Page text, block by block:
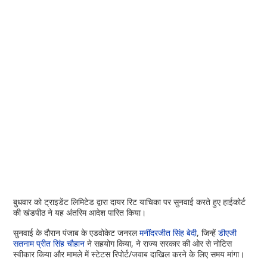
बुधवार को ट्राइडेंट लिमिटेड द्वारा दायर रिट याचिका पर सुनवाई करते हुए हाईकोर्ट
की खंडपीठ ने यह अंतरिम आदेश पारित किया।
सुनवाई के दौरान पंजाब के एडवोकेट जनरलमनींदरजीत सिंह बेदी, जिन्हेंडीएजी
सतनाम प्रीत सिंह चौहान ने सहयोग किया, ने राज्य सरकार की ओर से नोटिस
स्वीकार किया और मामले में स्टेटस रिपोर्ट/जवाब दाखिल करने के लिए समय मांगा।